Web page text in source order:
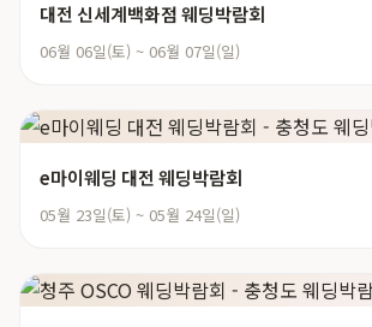
대전 신세계백화점 웨딩박람회
06월 06일(토) ~ 06월 07일(일)
e마이웨딩 대전 웨딩박람회
05월 23일(토) ~ 05월 24일(일)